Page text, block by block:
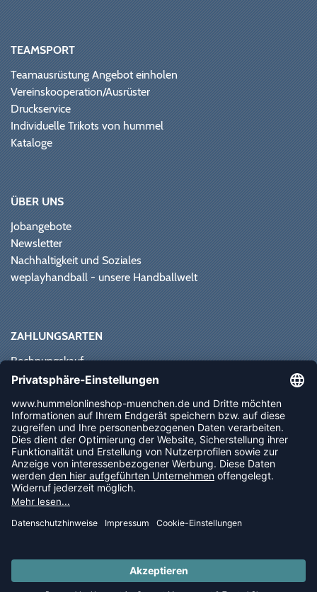
TEAMSPORT
Teamausrüstung Angebot einholen
Vereinskooperation/Ausrüster
Druckservice
Individuelle Trikots von hummel
Kataloge
ÜBER UNS
Jobangebote
Newsletter
Nachhaltigkeit und Soziales
weplayhandball - unsere Handballwelt
ZAHLUNGSARTEN
Rechnungskauf
Paypal
Vorkasse
Sofortüberweisung
NEWSLETTER